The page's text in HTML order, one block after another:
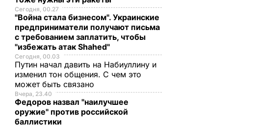
Сегодня, 00.27
"Война стала бизнесом". Украинские
предприниматели получают письма
с требованием заплатить, чтобы
"избежать атак Shahed"
Сегодня, 00.03
Путин начал давить на Набиуллину и
изменил тон общения. С чем это
может быть связано
Вчера, 23.40
Федоров назвал "наилучшее
оружие" против российской
баллистики